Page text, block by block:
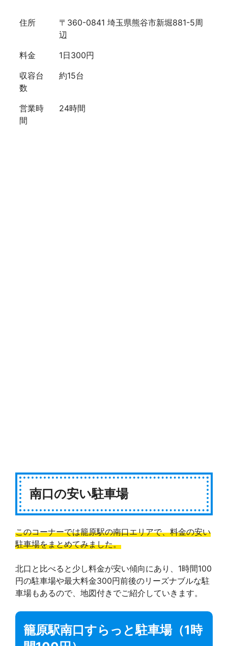
住所
〒360-0841 埼玉県熊谷市新堀881-5周
辺
料金
1日300円
収容台
数
約15台
営業時
間
24時間
南口の安い駐車場
このコーナーでは籠原駅の南口エリアで、料金の安い
駐車場をまとめてみました。
北口と比べると少し料金が安い傾向にあり、1時間100
円の駐車場や最大料金300円前後のリーズナブルな駐
車場もあるので、地図付きでご紹介していきます。
籠原駅南口すらっと駐車場（1時